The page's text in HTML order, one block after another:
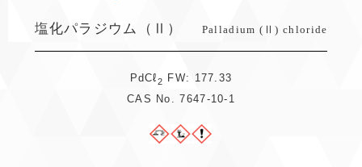
塩化パラジウム（Ⅱ） Palladium (Ⅱ) chloride
PdCℓ2
FW: 177.33
CAS No. 7647-10-1